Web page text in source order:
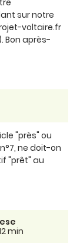
sur notre
voltaire.fr
Bon après-
"près" ou
ne doit-on
"prêt" au
min